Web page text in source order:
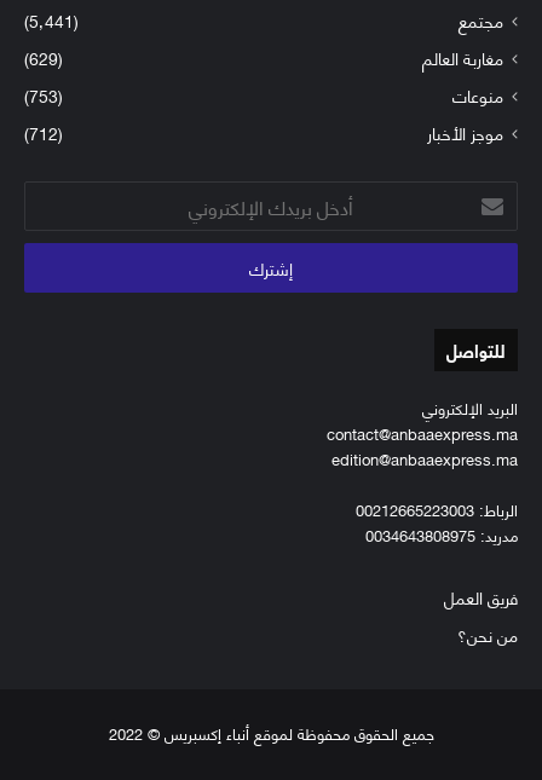
مجتمع
(5٬441)
مغاربة العالم
(629)
منوعات
(753)
موجز الأخبار
(712)
أدخل
بريدك
الإلكتروني
للتواصل
البريد الإلكتروني
contact@anbaaexpress.ma
edition@anbaaexpress.ma
الرباط: 00212665223003
مدريد: 0034643808975
فريق العمل
من نحن؟
جميع الحقوق محفوظة لموقع أنباء إكسبريس © 2022